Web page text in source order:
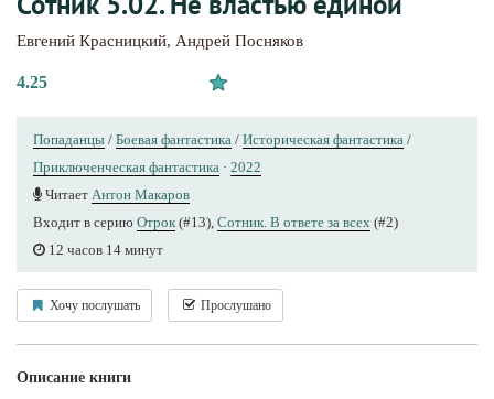
Евгений Красницкий, Андрей Посняков
4.25
Попаданцы / Боевая фантастика / Историческая фантастика /
Приключенческая фантастика · 2022
Читает Антон Макаров
Входит в серию Отрок (#13), Сотник. В ответе за всех (#2)
12 часов 14 минут
Хочу послушать Прослушано
Описание книги